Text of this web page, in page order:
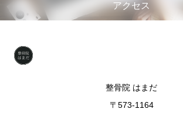
アクセス
整骨院 はまだ
〒573-1164